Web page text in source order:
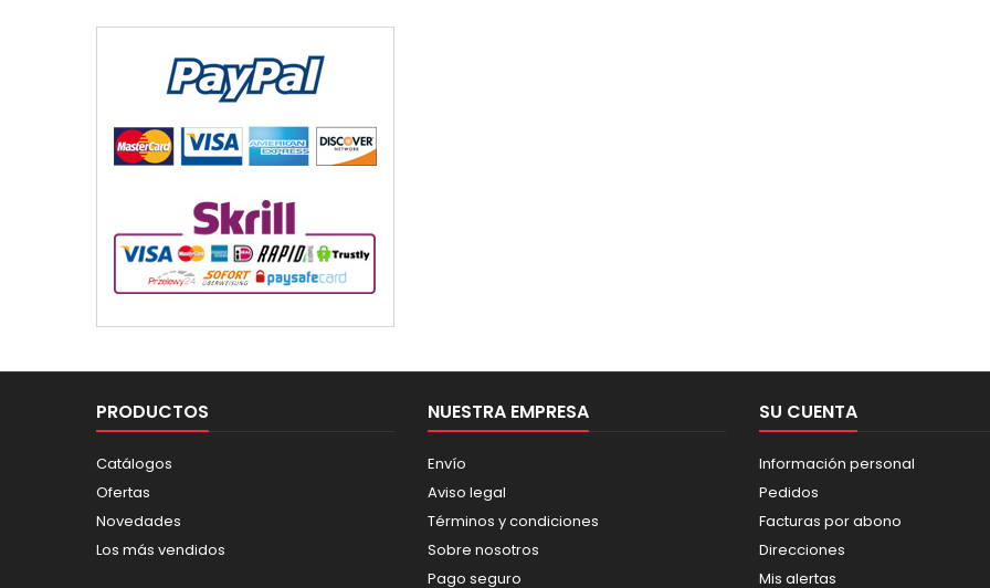
PRODUCTOS
Catálogos
Ofertas
Novedades
Los más vendidos
NUESTRA EMPRESA
Envío
Aviso legal
Términos y condiciones
Sobre nosotros
Pago seguro
SU CUENTA
Información personal
Pedidos
Facturas por abono
Direcciones
Mis alertas